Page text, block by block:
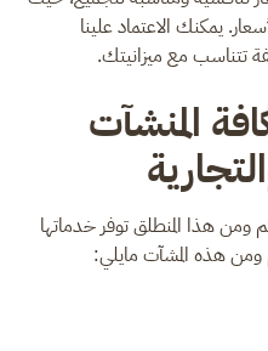
يمكنك الاعتماد علينا
تتناسب مع ميزانيتك.
المنشآت
ومن هذا المنطلق توفر خدماتها
ومن هذه المشآت مايلي: